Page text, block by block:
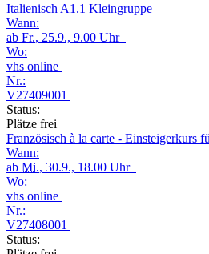
Italienisch A1.1 Kleingruppe
Wann:
ab Fr., 25.9., 9.00 Uhr
Wo:
vhs online
Nr.:
V27409001
Status:
Plätze frei
Französisch à la carte - Einsteigerkurs
Wann:
ab Mi., 30.9., 18.00 Uhr
Wo:
vhs online
Nr.:
V27408001
Status: